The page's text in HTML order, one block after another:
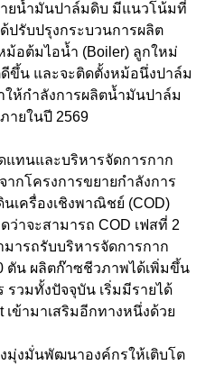
ยน้ำมันปาล์มดิบ มีแนวโน้มที่
ปรับปรุงกระบวนการผลิต
ม้อต้มไอน้ำ (Boiler) ลูกใหม่
ขึ้น และจะติดตั้งหม้อนึ่งปาล์ม
ให้กำลังการผลิตน้ำมันปาล์ม
ายในปี 2569
ทนและบริหารจัดการกาก
ากโครงการขยายกำลังการ
เครื่องเชิงพาณิชย์ (COD)
ว่าจะสามารถ COD เฟสที่ 2
มารถรับบริหารจัดการกาก
ตัน ผลิตก๊าซชีวภาพได้เพิ่มขึ้น
รวมทั้งปัจจุบัน เริ่มมีรายได้
เข้ามาเสริมอีกทางหนึ่งด้วย
มุ่งมั่นพัฒนาองค์กรให้เติบโต